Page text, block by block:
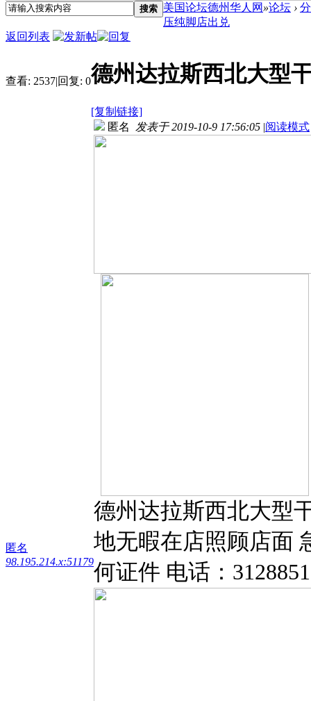
搜索 美国论坛德州华人网 »论坛 ›
压纯脚店出兑
返回列表
查看: 2537|回复: 0德州达拉斯西北大型
[复制链接]
匿名
98.195.214.x:51179
匿名 发表于 2019-10-9 17:56:05 |阅读模式
德州达拉斯西北大型
地无暇在店照顾店面
何证件 电话：